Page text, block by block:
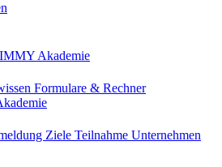
IMMY Akademie
Formulare & Rechner
Ziele Teilnahme Unternehmen